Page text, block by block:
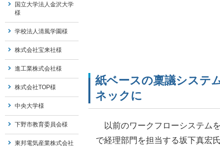
紙ベースの稟議システ
ネックに
以前のワークフローシステム
で経理部門を担当する坂下真宏
国立大学法人金沢大学
様
学校法人清風学園様
株式会社宝来社様
進工業株式会社様
株式会社TOP様
中央大学様
下野市教育委員会様
東邦電気産業株式会社